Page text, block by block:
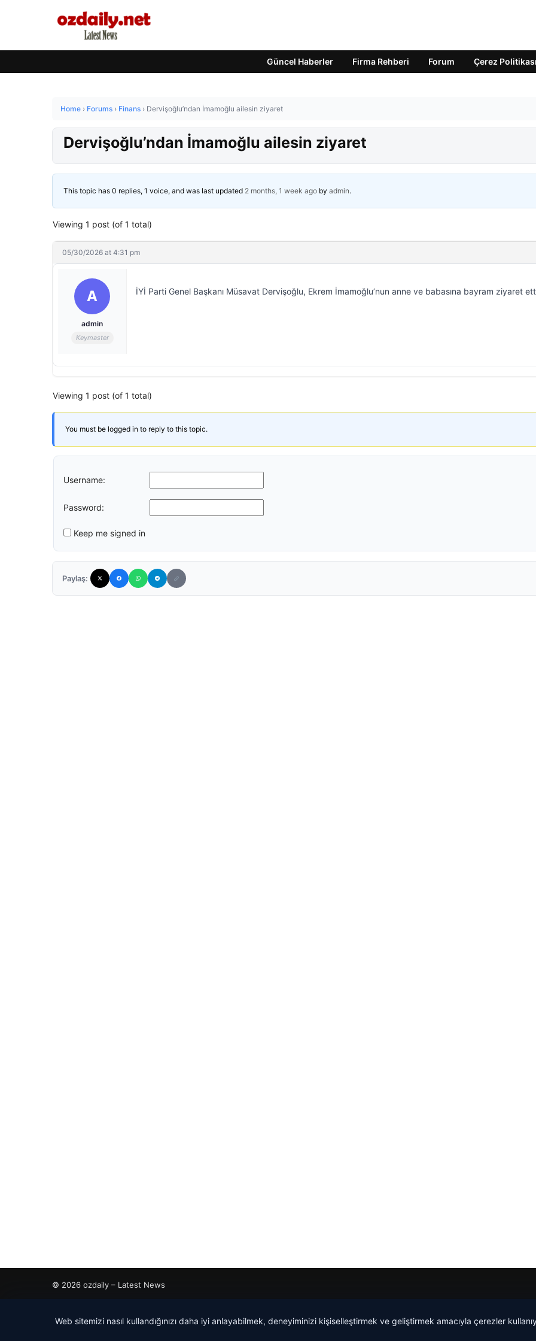
Güncel Haberler Firma Rehberi Forum Çerez Politikası
Home › Forums › Finans › Dervişoğlu’ndan İmamoğlu ailesin ziyaret
Dervişoğlu’ndan İmamoğlu ailesin ziyaret
This topic has 0 replies, 1 voice, and was last updated 2 months, 1 week ago by admin.
Viewing 1 post (of 1 total)
05/30/2026 at 4:31 pm
A
admin
Keymaster
İYİ Parti Genel Başkanı Müsavat Dervişoğlu, Ekrem İmamoğlu’nun anne ve babasına bayram ziyaret
Viewing 1 post (of 1 total)
You must be logged in to reply to this topic.
Username:
Password:
Keep me signed in
Paylaş:
© 2026 ozdaily – Latest News
Web sitemizi nasıl kullandığınızı daha iyi anlayabilmek, deneyiminizi kişiselleştirmek ve geliştirmek amacıyla çerezler